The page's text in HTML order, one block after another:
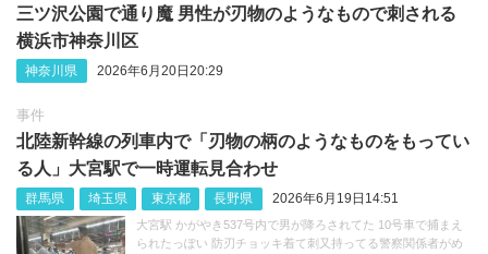
三ツ沢公園で通り魔 男性が刃物のようなもので刺される
横浜市神奈川区
神奈川県 2026年6月20日20:29
事件
北陸新幹線の列車内で「刃物の柄のようなものをもってい
る人」大宮駅で一時運転見合わせ
群馬県 埼玉県 東京都 長野県 2026年6月19日14:51
大宮駅 かがやき537号内で男が降ろされてた 10号車で捕まえ
られたっぽい 防刃チョッキ着て刺又持ってる警察関係者がめ